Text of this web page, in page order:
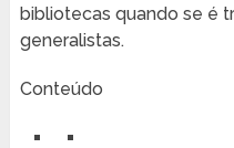
bibliotecas quando se é
generalistas.
Conteúdo